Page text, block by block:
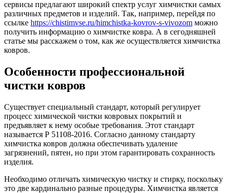
сервисы предлагают широкий спектр услуг химчистки самых
различных предметов и изделий. Так, например, перейдя по
ссылке https://chistimvse.ru/himchistka-kovrov-s-vivozom можно
получить информацию о химчистке ковра. А в сегодняшней
статье мы расскажем о том, как же осуществляется химчистка
ковров.
Особенности профессиональной
чистки ковров
Существует специальный стандарт, который регулирует
процесс химической чистки ковровых покрытий и
предъявляет к нему особые требования. Этот стандарт
называется Р 51108-2016. Согласно данному стандарту
химчистка ковров должна обеспечивать удаление
загрязнений, пятен, но при этом гарантировать сохранность
изделия.
Необходимо отличать химическую чистку и стирку, поскольку
это две кардинально разные процедуры. Химчистка является